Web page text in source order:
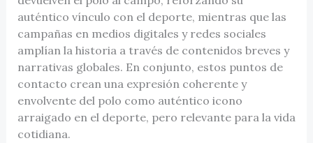
auténtico vínculo con el deporte, mientras que las
campañas en medios digitales y redes sociales
amplían la historia a través de contenidos breves y
narrativas globales. En conjunto, estos puntos de
contacto crean una expresión coherente y
envolvente del polo como auténtico icono
arraigado en el deporte, pero relevante para la vida
cotidiana.